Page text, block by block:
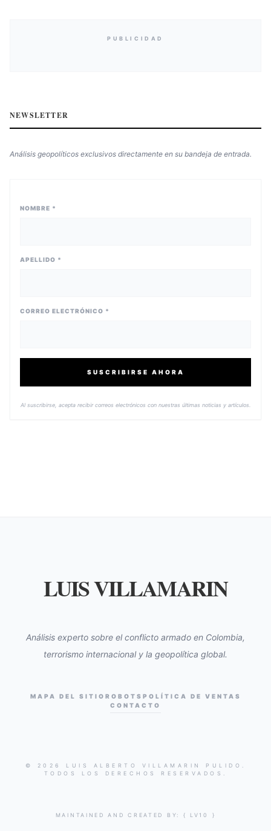
PUBLICIDAD
NEWSLETTER
Análisis geopolíticos exclusivos directamente en su bandeja de entrada.
NOMBRE *
APELLIDO *
CORREO ELECTRÓNICO *
SUSCRIBIRSE AHORA
Al suscribirse, acepta recibir correos electrónicos con nuestras últimas noticias y artículos.
LUIS VILLAMARIN
Análisis experto sobre el conflicto armado en Colombia,
terrorismo internacional y la geopolítica global.
MAPA DEL SITIO ROBOTS POLÍTICA DE VENTAS
CONTACTO
© 2026 LUIS ALBERTO VILLAMARIN PULIDO.
TODOS LOS DERECHOS RESERVADOS.
MAINTAINED AND CREATED BY: { LV10 }